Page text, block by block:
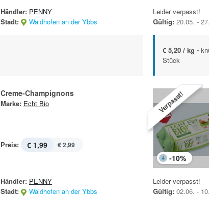
Händler: PENNY
Stadt:
Waidhofen an der Ybbs
Leider verpasst!
Gültig: 20.05. -
€ 5,20 / kg -
Stück
Creme-Champignons
Marke: Echt Bio
Preis: € 1,99 € 2,99
Händler: PENNY
Stadt:
Waidhofen an der Ybbs
Verpasst!
-10%
Leider verpasst!
Gültig: 02.06. -